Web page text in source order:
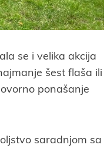
se i velika akcija
šest flaša ili
ponašanje
saradnjom sa